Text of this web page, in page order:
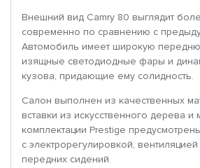
Внешний вид Camry 80 выглядит
современно по сравнению с
Автомобиль имеет широкую
изящные светодиодные фары и
кузова, придающие ему солидность.
Салон выполнен из качественных
вставки из искусственного дерева и
комплектации Prestige
с электрорегулировкой,
передних сидений.